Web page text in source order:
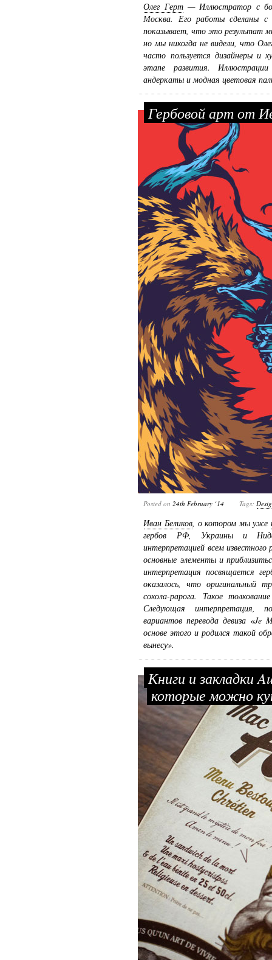
Олег Герт— Иллюстратор с
Москва. Его работы сделаны
показывает, что это результат
но мы никогда не видели, что
часто пользуется дизайнеры и
этапе развития.
андеркаты и модная цветовая
Гербовой арт от
Posted on 24th February ‘14 Tags:
Иван Беликов, о котором мы уже
гербов РФ, Украины и
интерпретацией всем известного
основные элементы и
интерпретация посвящается
оказалось, что оригинальный
сокола-рарога. Такое
Следующая интерпретация,
вариантов перевода девиза «Je
основе этого и родился такой
вынесу».
Книги и закладки
которые можно